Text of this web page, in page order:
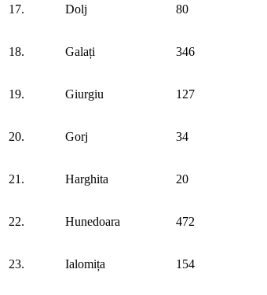
17. Dolj 80
18. Galați 346
19. Giurgiu 127
20. Gorj 34
21. Harghita 20
22. Hunedoara 472
23. Ialomița 154